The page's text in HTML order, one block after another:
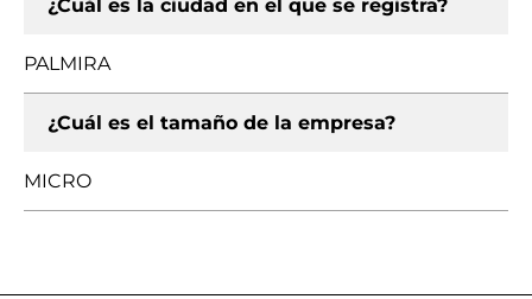
¿Cuál es la ciudad en el que se registra?
PALMIRA
¿Cuál es el tamaño de la empresa?
MICRO